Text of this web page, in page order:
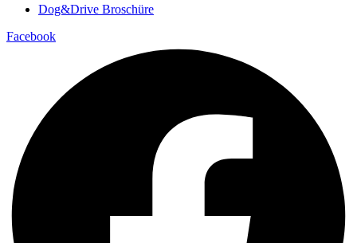
Dog&Drive Broschüre
Facebook